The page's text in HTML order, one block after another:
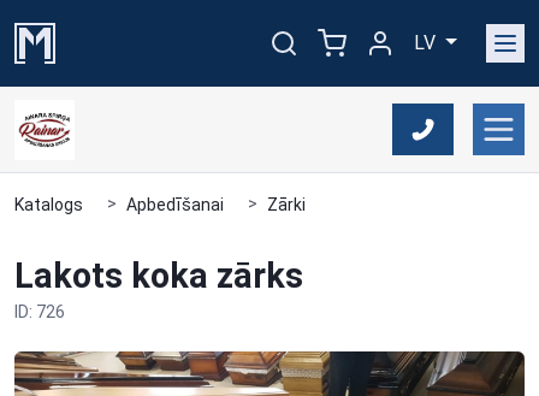
LV
Katalogs Apbedīšanai Zārki
Lakots koka zārks
ID: 726